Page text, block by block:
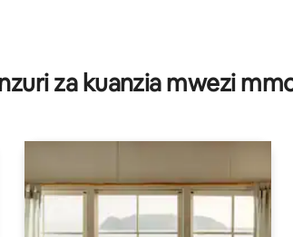
za kuanzia mwezi